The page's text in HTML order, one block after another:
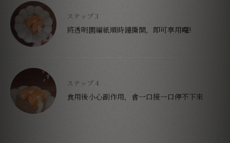
將透明圍編紙順時鐘撕開，即可享用囉!
食用後小心副作用，會一口接一口停不下來